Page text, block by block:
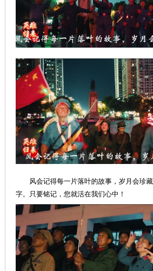
风会记得每一片落叶的故事，岁月会珍
字。只要铭记，您就活在我们心中！